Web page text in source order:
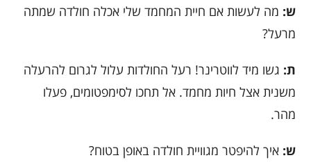
ש: מה לעשות אם חיית המחמד שלי אכלה חולדה שמתה
מרעל?
ת: גשו מיד לווטרינר! רעל החולדות עלול לגרום להרעלה
משנית אצל חיות מחמד. אל תחכו לסימפטומים, פעלו
מהר.
ש: איך להיפטר מגוויית חולדה באופן בטוח?